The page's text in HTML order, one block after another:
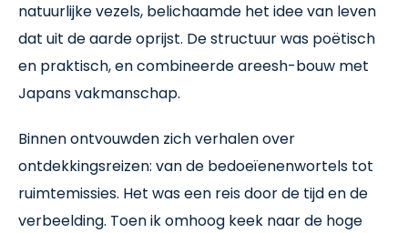
natuurlijke vezels, belichaamde het idee van leven
dat uit de aarde oprijst. De structuur was poëtisch
en praktisch, en combineerde areesh-bouw met
Japans vakmanschap.
Binnen ontvouwden zich verhalen over
ontdekkingsreizen: van de bedoeïenenwortels tot
ruimtemissies. Het was een reis door de tijd en de
verbeelding. Toen ik omhoog keek naar de hoge